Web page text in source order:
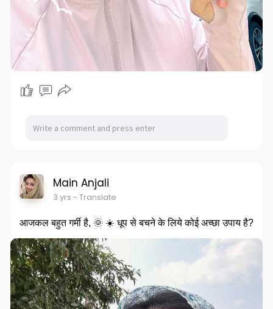
Main Anjali
3 yrs - Translate
आजकल बहुत गर्मी है, 🌞 ☀️ धूप से बचने के लिये कोई अच्छा उपाय है?